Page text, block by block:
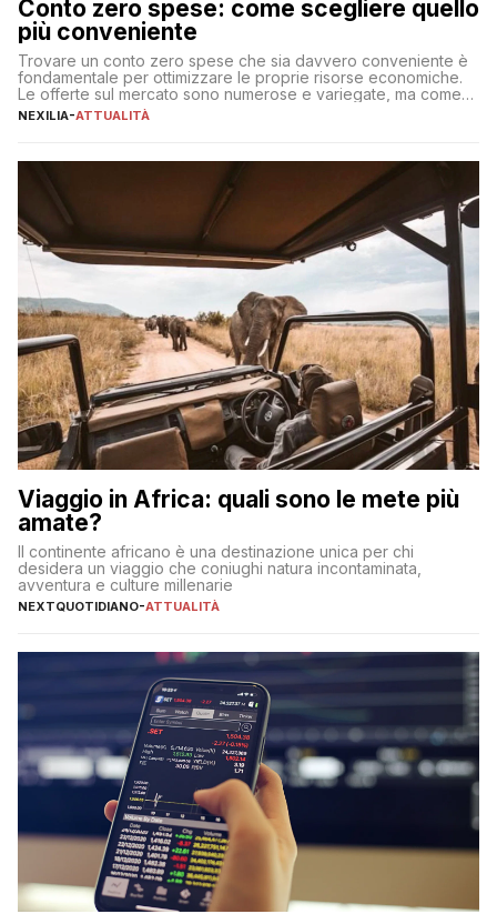
Conto zero spese: come scegliere quello
più conveniente
Trovare un conto zero spese che sia davvero conveniente è
fondamentale per ottimizzare le proprie risorse economiche.
Le offerte sul mercato sono numerose e variegate, ma come
individuare quella più adatta alle proprie esigenze senza
sul […]
NEXILIA-ATTUALITÀ
Viaggio in Africa: quali sono le mete più
amate?
Il continente africano è una destinazione unica per chi
desidera un viaggio che coniughi natura incontaminata,
avventura e culture millenarie
NEXTQUOTIDIANO-ATTUALITÀ